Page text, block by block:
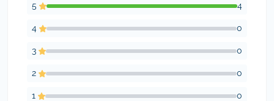
5 4
4 0
3 0
2 0
1 0